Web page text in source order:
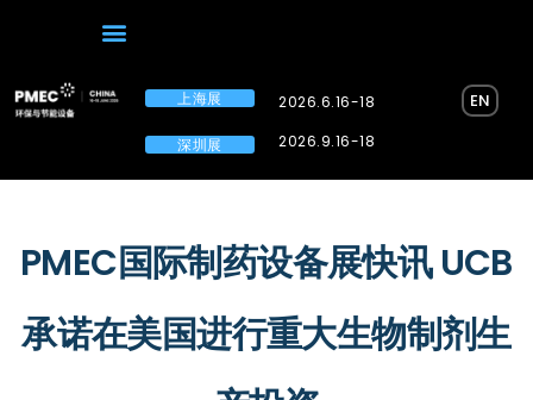
上海展
深圳展
2026.6.16-18
2026.9.16-18
EN
PMEC国际制药设备展快讯 UCB
承诺在美国进行重大生物制剂生